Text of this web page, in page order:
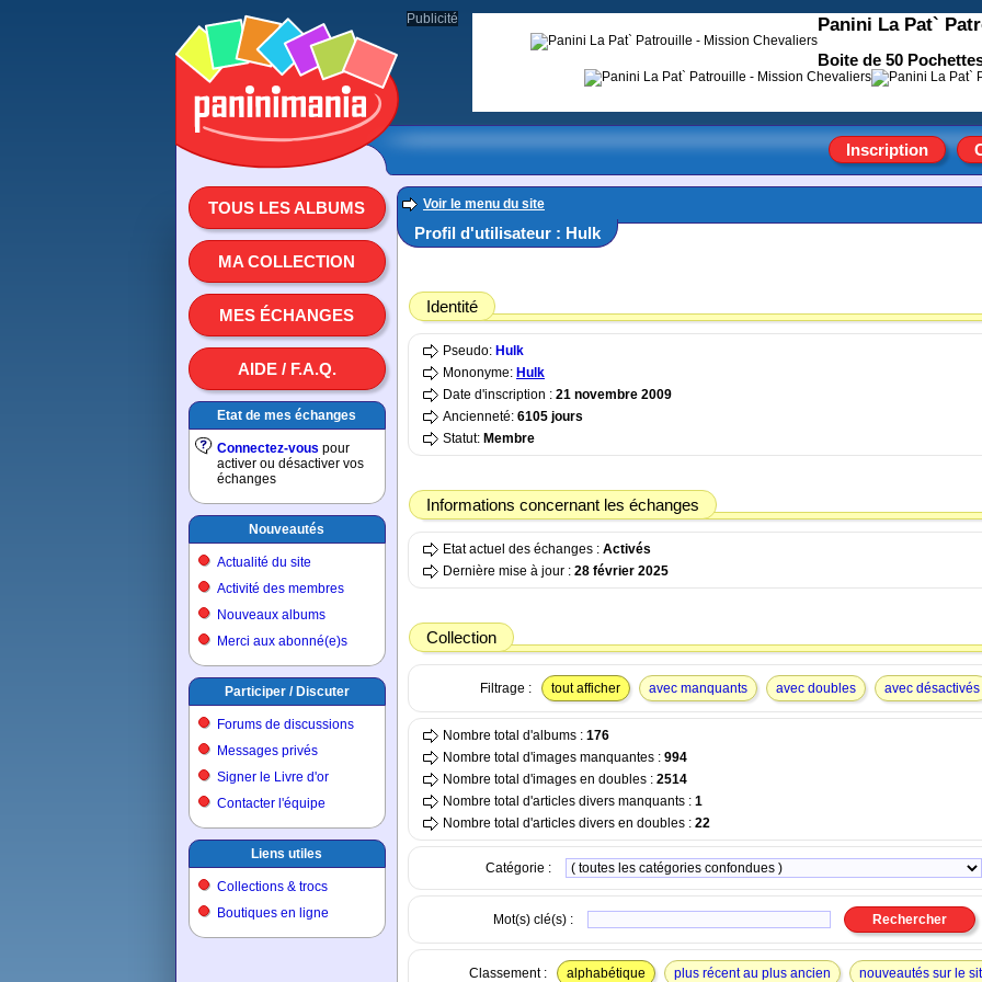
Inscription
TOUS LES ALBUMS
MA COLLECTION
MES ÉCHANGES
AIDE / F.A.Q.
Etat de mes échanges
Connectez-vous pour
activer ou désactiver vos
échanges
Nouveautés
Actualité du site
Activité des membres
Nouveaux albums
Merci aux abonné(e)s
Participer / Discuter
Forums de discussions
Messages privés
Signer le Livre d'or
Contacter l'équipe
Liens utiles
Collections & trocs
Boutiques en ligne
Voir le menu du site
Profil d'utilisateur : Hulk
Identité
Pseudo: Hulk
Mononyme: Hulk
Date d'inscription : 21 novembre 2009
Ancienneté: 6105 jours
Statut: Membre
Informations concernant les échanges
Etat actuel des échanges : Activés
Dernière mise à jour : 28 février 2025
Collection
Filtrage : tout afficher avec manquants avec doubles avec désactivés
Nombre total d'albums : 176
Nombre total d'images manquantes : 994
Nombre total d'images en doubles : 2514
Nombre total d'articles divers manquants : 1
Nombre total d'articles divers en doubles : 22
Catégorie :
Mot(s) clé(s) :
Classement : alphabétique plus récent au plus ancien nouveautés sur le
Publicité Panini La Pat`
Boite de 50